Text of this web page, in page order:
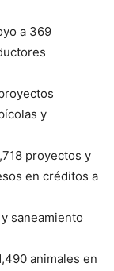
a 369
y
proyectos y
en créditos a
saneamiento
animales en